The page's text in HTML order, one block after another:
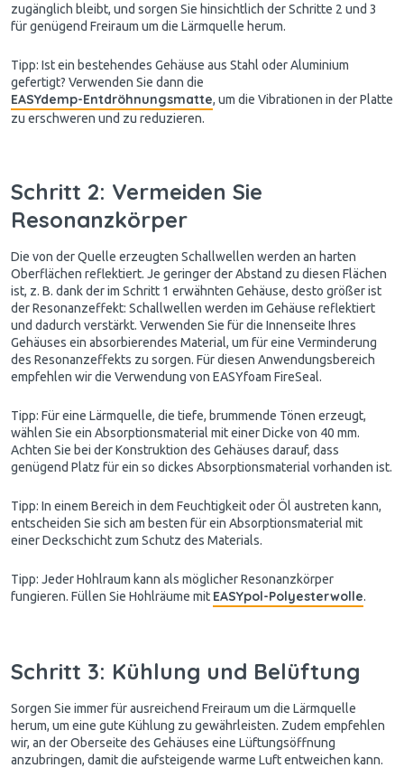
zugänglich bleibt, und sorgen Sie hinsichtlich der Schritte 2 und 3
für genügend Freiraum um die Lärmquelle herum.
Tipp: Ist ein bestehendes Gehäuse aus Stahl oder Aluminium
gefertigt? Verwenden Sie dann die
EASYdemp-Entdröhnungsmatte, um die Vibrationen in der Platte
zu erschweren und zu reduzieren.
Schritt 2: Vermeiden Sie
Resonanzkörper
Die von der Quelle erzeugten Schallwellen werden an harten
Oberflächen reflektiert. Je geringer der Abstand zu diesen Flächen
ist, z. B. dank der im Schritt 1 erwähnten Gehäuse, desto größer ist
der Resonanzeffekt: Schallwellen werden im Gehäuse reflektiert
und dadurch verstärkt. Verwenden Sie für die Innenseite Ihres
Gehäuses ein absorbierendes Material, um für eine Verminderung
des Resonanzeffekts zu sorgen. Für diesen Anwendungsbereich
empfehlen wir die Verwendung von EASYfoam FireSeal.
Tipp: Für eine Lärmquelle, die tiefe, brummende Tönen erzeugt,
wählen Sie ein Absorptionsmaterial mit einer Dicke von 40 mm.
Achten Sie bei der Konstruktion des Gehäuses darauf, dass
genügend Platz für ein so dickes Absorptionsmaterial vorhanden ist.
Tipp: In einem Bereich in dem Feuchtigkeit oder Öl austreten kann,
entscheiden Sie sich am besten für ein Absorptionsmaterial mit
einer Deckschicht zum Schutz des Materials.
Tipp: Jeder Hohlraum kann als möglicher Resonanzkörper
fungieren. Füllen Sie Hohlräume mit EASYpol-Polyesterwolle.
Schritt 3: Kühlung und Belüftung
Sorgen Sie immer für ausreichend Freiraum um die Lärmquelle
herum, um eine gute Kühlung zu gewährleisten. Zudem empfehlen
wir, an der Oberseite des Gehäuses eine Lüftungsöffnung
anzubringen, damit die aufsteigende warme Luft entweichen kann.